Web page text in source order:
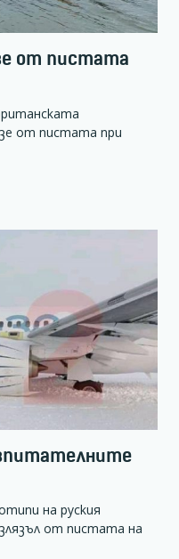
от пистата
от пистата при
на руския
от пистата на